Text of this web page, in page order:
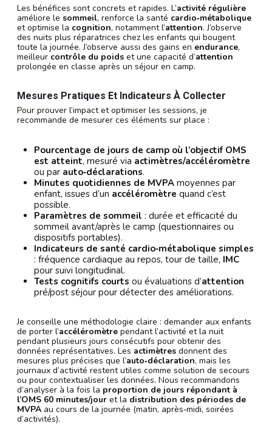
Les bénéfices sont concrets et rapides. L’activité régulière
améliore le sommeil, renforce la santé cardio‑métabolique
et optimise la cognition, notamment l’attention. J’observe
des nuits plus réparatrices chez les enfants qui bougent
toute la journée. J’observe aussi des gains en endurance,
meilleur contrôle du poids et une capacité d’attention
prolongée en classe après un séjour en camp.
Mesures Pratiques Et Indicateurs À Collecter
Pour prouver l’impact et optimiser les sessions, je
recommande de mesurer ces éléments sur place :
Pourcentage de jours de camp où l’objectif OMS
est atteint, mesuré via actimètres/accéléromètre
ou par auto‑déclarations.
Minutes quotidiennes de MVPA moyennes par
enfant, issues d’un accéléromètre quand c’est
possible.
Paramètres de sommeil : durée et efficacité du
sommeil avant/après le camp (questionnaires ou
dispositifs portables).
Indicateurs de santé cardio‑métabolique simples
: fréquence cardiaque au repos, tour de taille, IMC
pour suivi longitudinal.
Tests cognitifs courts ou évaluations d’attention
pré/post séjour pour détecter des améliorations.
Je conseille une méthodologie claire : demander aux enfants
de porter l’accéléromètre pendant l’activité et la nuit
pendant plusieurs jours consécutifs pour obtenir des
données représentatives. Les actimètres donnent des
mesures plus précises que l’auto‑déclaration, mais les
journaux d’activité restent utiles comme solution de secours
ou pour contextualiser les données. Nous recommandons
d’analyser à la fois la proportion de jours répondant à
l’OMS 60 minutes/jour et la distribution des périodes de
MVPA au cours de la journée (matin, après‑midi, soirées
d’activités).